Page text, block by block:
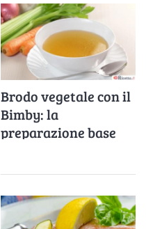
Brodo vegetale con il
Bimby: la
preparazione base